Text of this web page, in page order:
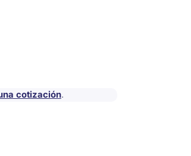
cotización.